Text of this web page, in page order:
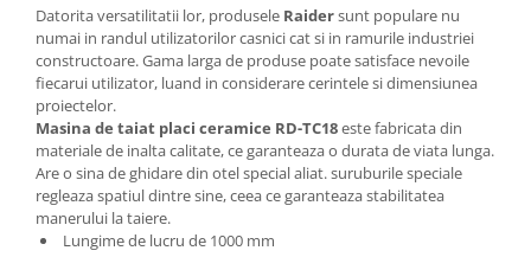
Masini de spalat vase incorporabile
Masini de spalat vase
independente
Motoburghiu/Foreza pamant
Pachete Incorporabile
Pirostrii & Arzatoare
Plasa umbrire
Pompe de stropit
Datorita versatilitatii lor, produsele Raidersunt populare nu
numai in randul utilizatorilor casnici cat si in ramurile industriei
constructoare. Gama larga de produse poate satisface nevoile
fiecarui utilizator, luand in considerare cerintele si dimensiunea
proiectelor.
Masina de taiat placi ceramice RD-TC18este fabricata din
materiale de inalta calitate, ce garanteaza o durata de viata lunga.
Are o sina de ghidare din otel special aliat. suruburile speciale
regleaza spatiul dintre sine, ceea ce garanteaza stabilitatea
manerului la taiere.
Lungime de lucru de 1000 mm